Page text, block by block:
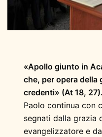
«Apollo giunto in
che, per opera della
credenti» (At 18, 27).
Paolo continua con
segnati dalla grazia
evangelizzatore e